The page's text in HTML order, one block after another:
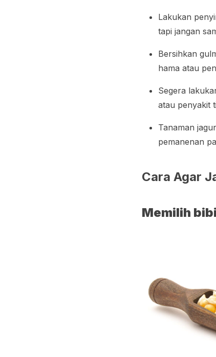
Lakukan
tapi jangan
Bersihkan
hama atau
Segera
atau penyakit
Tanaman
pemanenan
Cara Agar
Memilih